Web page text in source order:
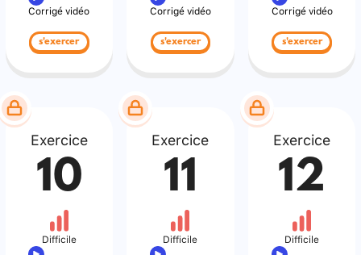
Corrigé vidéo
s'exercer
Corrigé vidéo
s'exercer
Corrigé vidéo
s'exercer
Exercice
10
Difficile
Exercice
11
Difficile
Exercice
12
Difficile